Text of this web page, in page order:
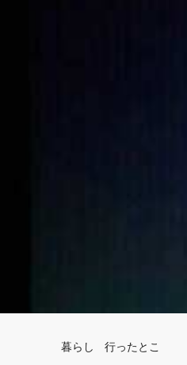
Breadcrumb
暮らし 行ったとこ